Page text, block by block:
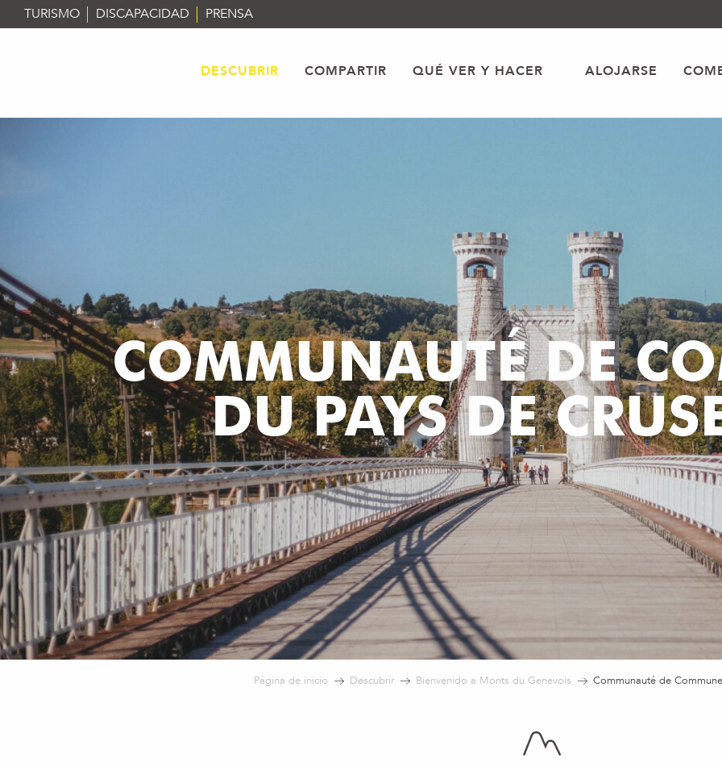
Aller
au
TURISMO DISCAPACIDAD PRENSA
DESCUBRIR COMPARTIR QUÉ VER Y HACER ALOJARSE
COMMUNAUTÉ DE
DU PAYS DE
Página de inicio Descubrir Bienvenido a Monts du Genevois Communauté de